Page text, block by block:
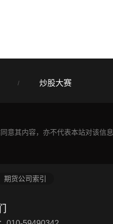
/ 炒股大赛
意其内容，亦不代表本站对该信息
期货公司索引